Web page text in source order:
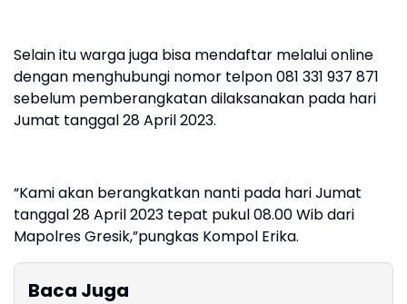
Selain itu warga juga bisa mendaftar melalui online
dengan menghubungi nomor telpon 081 331 937 871
sebelum pemberangkatan dilaksanakan pada hari
Jumat tanggal 28 April 2023.
“Kami akan berangkatkan nanti pada hari Jumat
tanggal 28 April 2023 tepat pukul 08.00 Wib dari
Mapolres Gresik,”pungkas Kompol Erika.
Baca Juga